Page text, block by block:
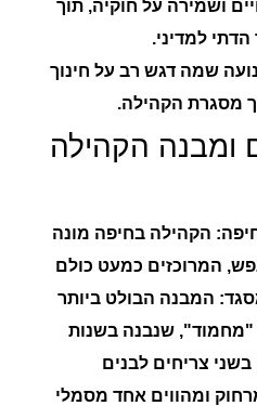
ושמירה על חוקיה, תוך
למדיני.
שמה דגש רב על חינוך
מסגרת הקהילה.
ומבנה הקהילה
הקהילה בחיפה מונה
, המרוכזים כמעט כולם
המבנה הבולט ביותר
"מחמוד", שנבנה בשנות
בשני צריחים לבנים
ומהווים אחד מסמלי